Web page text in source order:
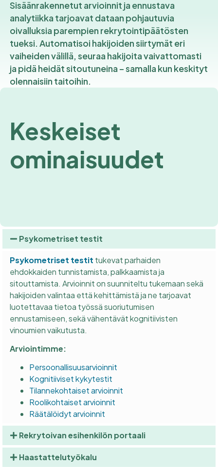
Sisäänrakennetut arvioinnit ja ennustava
analytiikka tarjoavat dataan pohjautuvia
oivalluksia parempien rekrytointipäätösten
tueksi. Automatisoi hakijoiden siirtymät eri
vaiheiden välillä, seuraa hakijoita vaivattomasti
ja pidä heidät sitoutuneina – samalla kun keskityt
olennaisiin taitoihin.
Keskeiset
ominaisuudet
Psykometriset testit
Psykometriset testit tukevat parhaiden
ehdokkaiden tunnistamista, palkkaamista ja
sitouttamista. Arvioinnit on suunniteltu tukemaan sekä
hakijoiden valintaa että kehittämistä ja ne tarjoavat
luotettavaa tietoa työssä suoriutumisen
ennustamiseen, sekä vähentävät kognitiivisten
vinoumien vaikutusta.
Arviointimme:
Persoonallisuusarvioinnit
Kognitiiviset kykytestit
Tilannekohtaiset arvioinnit
Roolikohtaiset arvioinnit
Räätälöidyt arvioinnit
Rekrytoivan esihenkilön portaali
Haastattelutyökalu